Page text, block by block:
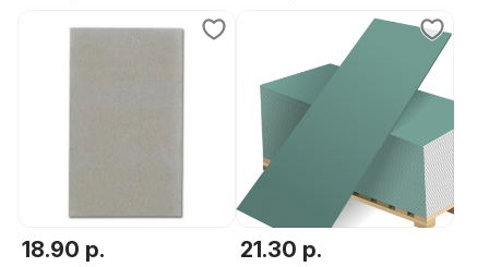
18.90 р. 21.30 р.